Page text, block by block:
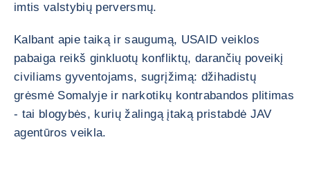
imtis valstybių perversmų.
Kalbant apie taiką ir saugumą, USAID veiklos
pabaiga reikš ginkluotų konfliktų, darančių poveikį
civiliams gyventojams, sugrįžimą: džihadistų
grėsmė Somalyje ir narkotikų kontrabandos plitimas
- tai blogybės, kurių žalingą įtaką pristabdė JAV
agentūros veikla.